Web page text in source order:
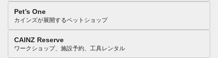
Pet’s One
カインズが展開するペットショップ
CAINZ Reserve
ワークショップ、施設予約、工具レンタル